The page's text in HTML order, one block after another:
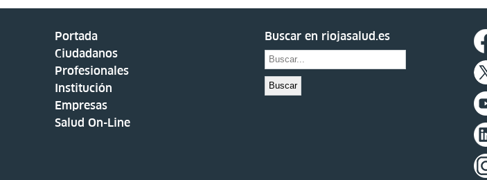
Portada
Ciudadanos
Profesionales
Institución
Empresas
Salud On-Line
Buscar en riojasalud.es
Buscar